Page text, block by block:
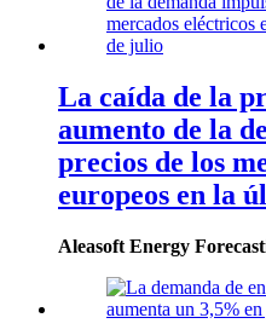
La caída de la
aumento de la
precios de los
europeos en la
Aleasoft Energy